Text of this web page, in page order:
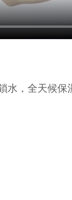
水，全天候保